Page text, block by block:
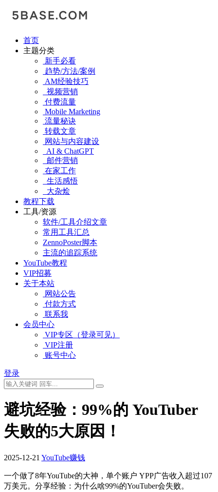
首页
主题分类
新手必看
趋势/方法/案例
AM经验技巧
视频营销
付费流量
Mobile Marketing
流量秘诀
转载文章
网站与内容建设
AI & ChatGPT
邮件营销
在家工作
生活感悟
大杂烩
教程下载
工具/资源
软件/工具介绍文章
常用工具汇总
ZennoPoster脚本
主流的追踪系统
YouTube教程
VIP招募
关于本站
网站公告
付款方式
联系我
会员中心
VIP专区（登录可见）
VIP注册
账号中心
登录
避坑经验：99%的 YouTuber
失败的5大原因！
2025-12-21 YouTube赚钱
一个做了8年YouTube的大神，单个账户 YPP广告收入超过107
万美元。分享经验：为什么啥99%的YouTuber会失败。